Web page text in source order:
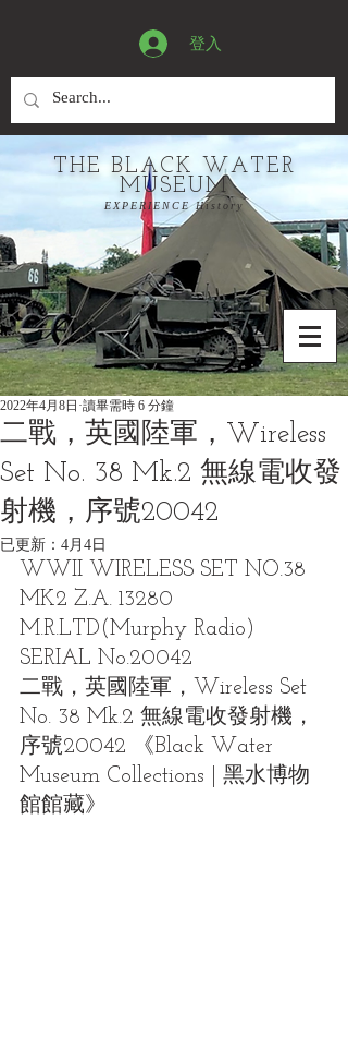
登入
THE BLACK WATER
MUSEUM
EXPERIENCE History
二戰，英國陸軍，Wireless
Set No. 38 Mk.2 無線電收發
射機，序號20042
2022年4月8日 讀畢需時 6 分鐘
已更新： 4月4日
WWII WIRELESS SET NO.38
MK2 Z.A. 13280
M.R.LTD(Murphy Radio)
SERIAL No.20042
二戰，英國陸軍，Wireless Set
No. 38 Mk.2 無線電收發射機，
序號20042 《Black Water
Museum Collections | 黑水博物
館館藏》